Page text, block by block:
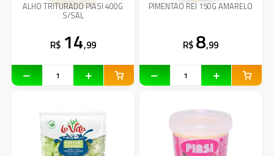
ALHO TRITURADO PIASI 400G
S/SAL
R$ 14,99
PIMENTAO REI 150G AMARELO
R$ 8,99